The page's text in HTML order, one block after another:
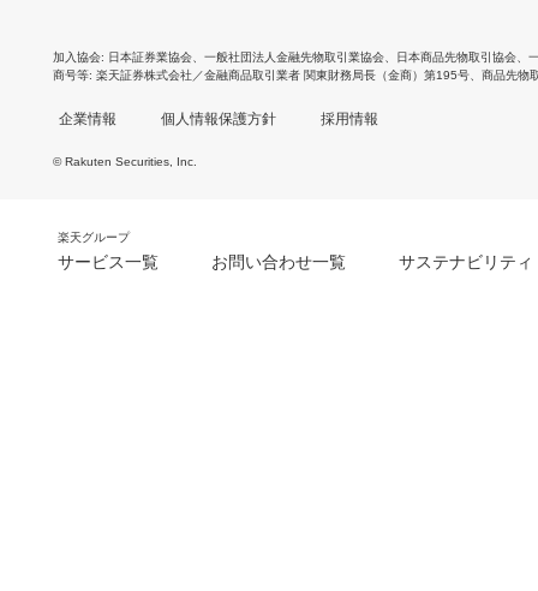
加入協会 日本証券業協会 一般社団法人金融先物取引業協会 日本商品先物取引協会
商号等 楽天証券株式会社／金融商品取引業者 関東財務局長（金商）第195号、商品先物
企業情報 個人情報保護方針 採用情報
© Rakuten Securities, Inc.
楽天グループ
サービス一覧 お問い合わせ一覧 サステナビリティ